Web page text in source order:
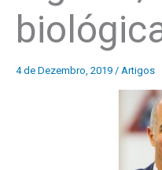
4 de Dezembro, 2019 / Artigos